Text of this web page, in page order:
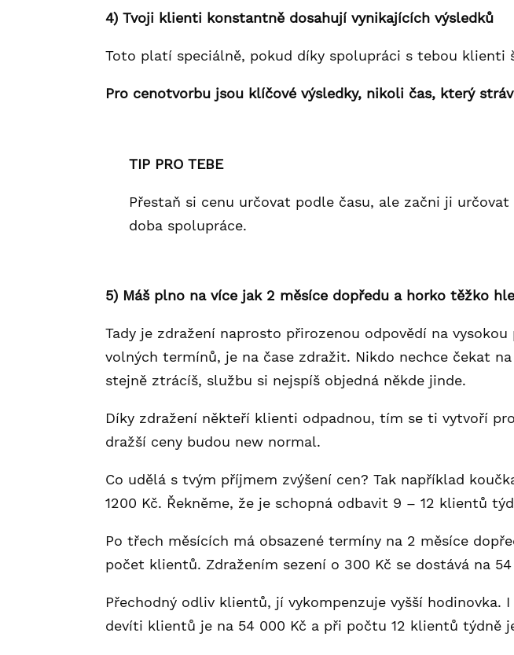
4) Tvoji klienti konstantně dosahují vynikajících výsledků
Toto platí speciálně, pokud díky spolupráci s tebou klienti
Pro cenotvorbu jsou klíčové výsledky, nikoli čas, který
TIP PRO TEBE
Přestaň si cenu určovat podle času, ale začni ji
doba spolupráce.
5) Máš plno na více jak 2 měsíce dopředu a horko těžko
Tady je zdražení naprosto přirozenou odpovědí na
volných termínů, je na čase zdražit. Nikdo nechce čekat
stejně ztrácíš, službu si nejspíš objedná někde jinde.
Díky zdražení někteří klienti odpadnou, tím se ti vytvoří
dražší ceny budou new normal.
Co udělá s tvým příjmem zvýšení cen? Tak například
1200 Kč. Řekněme, že je schopná odbavit 9 – 12 klientů
Po třech měsících má obsazené termíny na 2 měsíce
počet klientů. Zdražením sezení o 300 Kč se dostává na
Přechodný odliv klientů, jí vykompenzuje vyšší
devíti klientů je na 54 000 Kč a při počtu 12 klientů týdně